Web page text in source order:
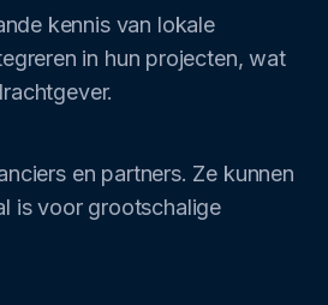
kennis van lokale
in hun projecten, wat
en partners. Ze kunnen
is voor grootschalige